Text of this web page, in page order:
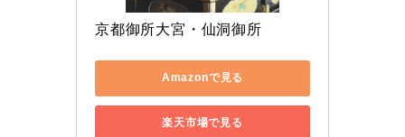
京都御所大宮・仙洞御所
Amazonで見る
楽天市場で見る